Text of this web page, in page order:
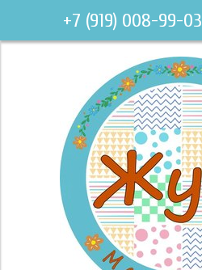
+7 (919) 008-99-03